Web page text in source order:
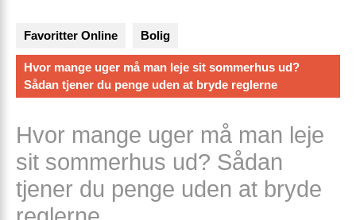
Favoritter Online Bolig
Hvor mange uger må man leje sit sommerhus ud?
Sådan tjener du penge uden at bryde reglerne
Hvor mange uger må man leje
sit sommerhus ud? Sådan
tjener du penge uden at bryde